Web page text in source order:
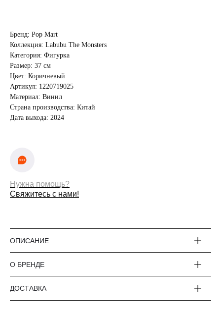
Бренд: Pop Mart
Коллекция: Labubu The Monsters
Категория: Фигурка
Размер: 37 см
Цвет: Коричневый
Артикул: 1220719025
Материал: Винил
Страна производства: Китай
Дата выхода: 2024
Нужна помощь?
Свяжитесь с нами!
ОПИСАНИЕ
О БРЕНДЕ
ДОСТАВКА
Оплата частями